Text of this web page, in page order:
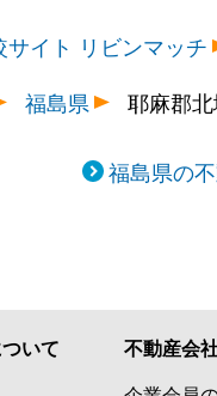
イト リビンマッチ
福島県 耶麻郡
福島県の
いて 不動産会